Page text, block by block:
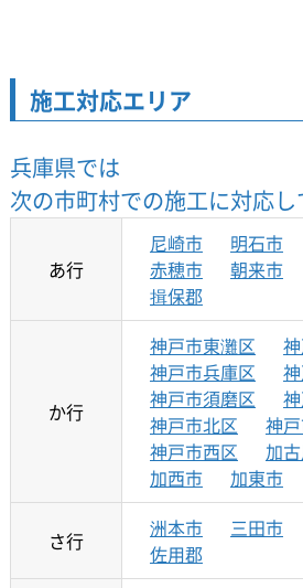
施工対応エリア
兵庫県では
次の市町村での施工に対応し
あ行
尼崎市 明石市
赤穂市
朝来市
揖保郡
か行
神戸市東灘区
神戸市兵庫区
神戸市須磨区
神戸市北区
神
神戸市西区
加
加西市
加東市
さ行 洲本市 三田市
佐用郡